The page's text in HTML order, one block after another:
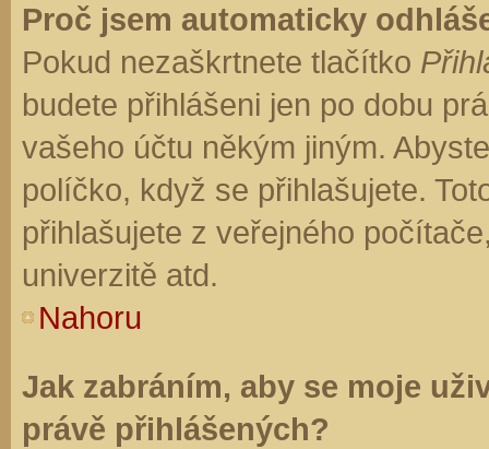
Proč jsem automaticky
Pokud nezaškrtnete tlačítko
budete přihlášeni jen po dobu
vašeho účtu někým jiným.
políčko, když se přihlašujete.
přihlašujete z veřejného
univerzitě atd.
Nahoru
Jak zabráním, aby se moje
právě přihlášených?